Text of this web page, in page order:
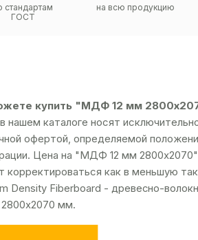
стандартам
ГОСТ
на всю продукцию
купить "МДФ 12 мм
нашем каталоге носят
офертой, определяемой
Цена на "МДФ 12 мм 2800х2070"
корректироваться как в меньшую
Dеnsity Fibеrbоаrd - древесно-
2800х2070 мм.